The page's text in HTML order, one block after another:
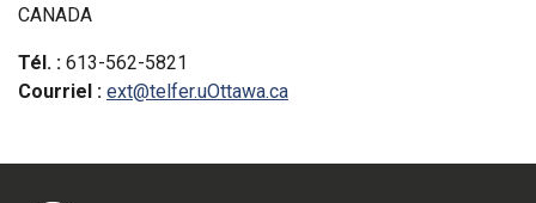
CANADA
Tél. : 613-562-5821
Courriel : ext@telfer.uOttawa.ca